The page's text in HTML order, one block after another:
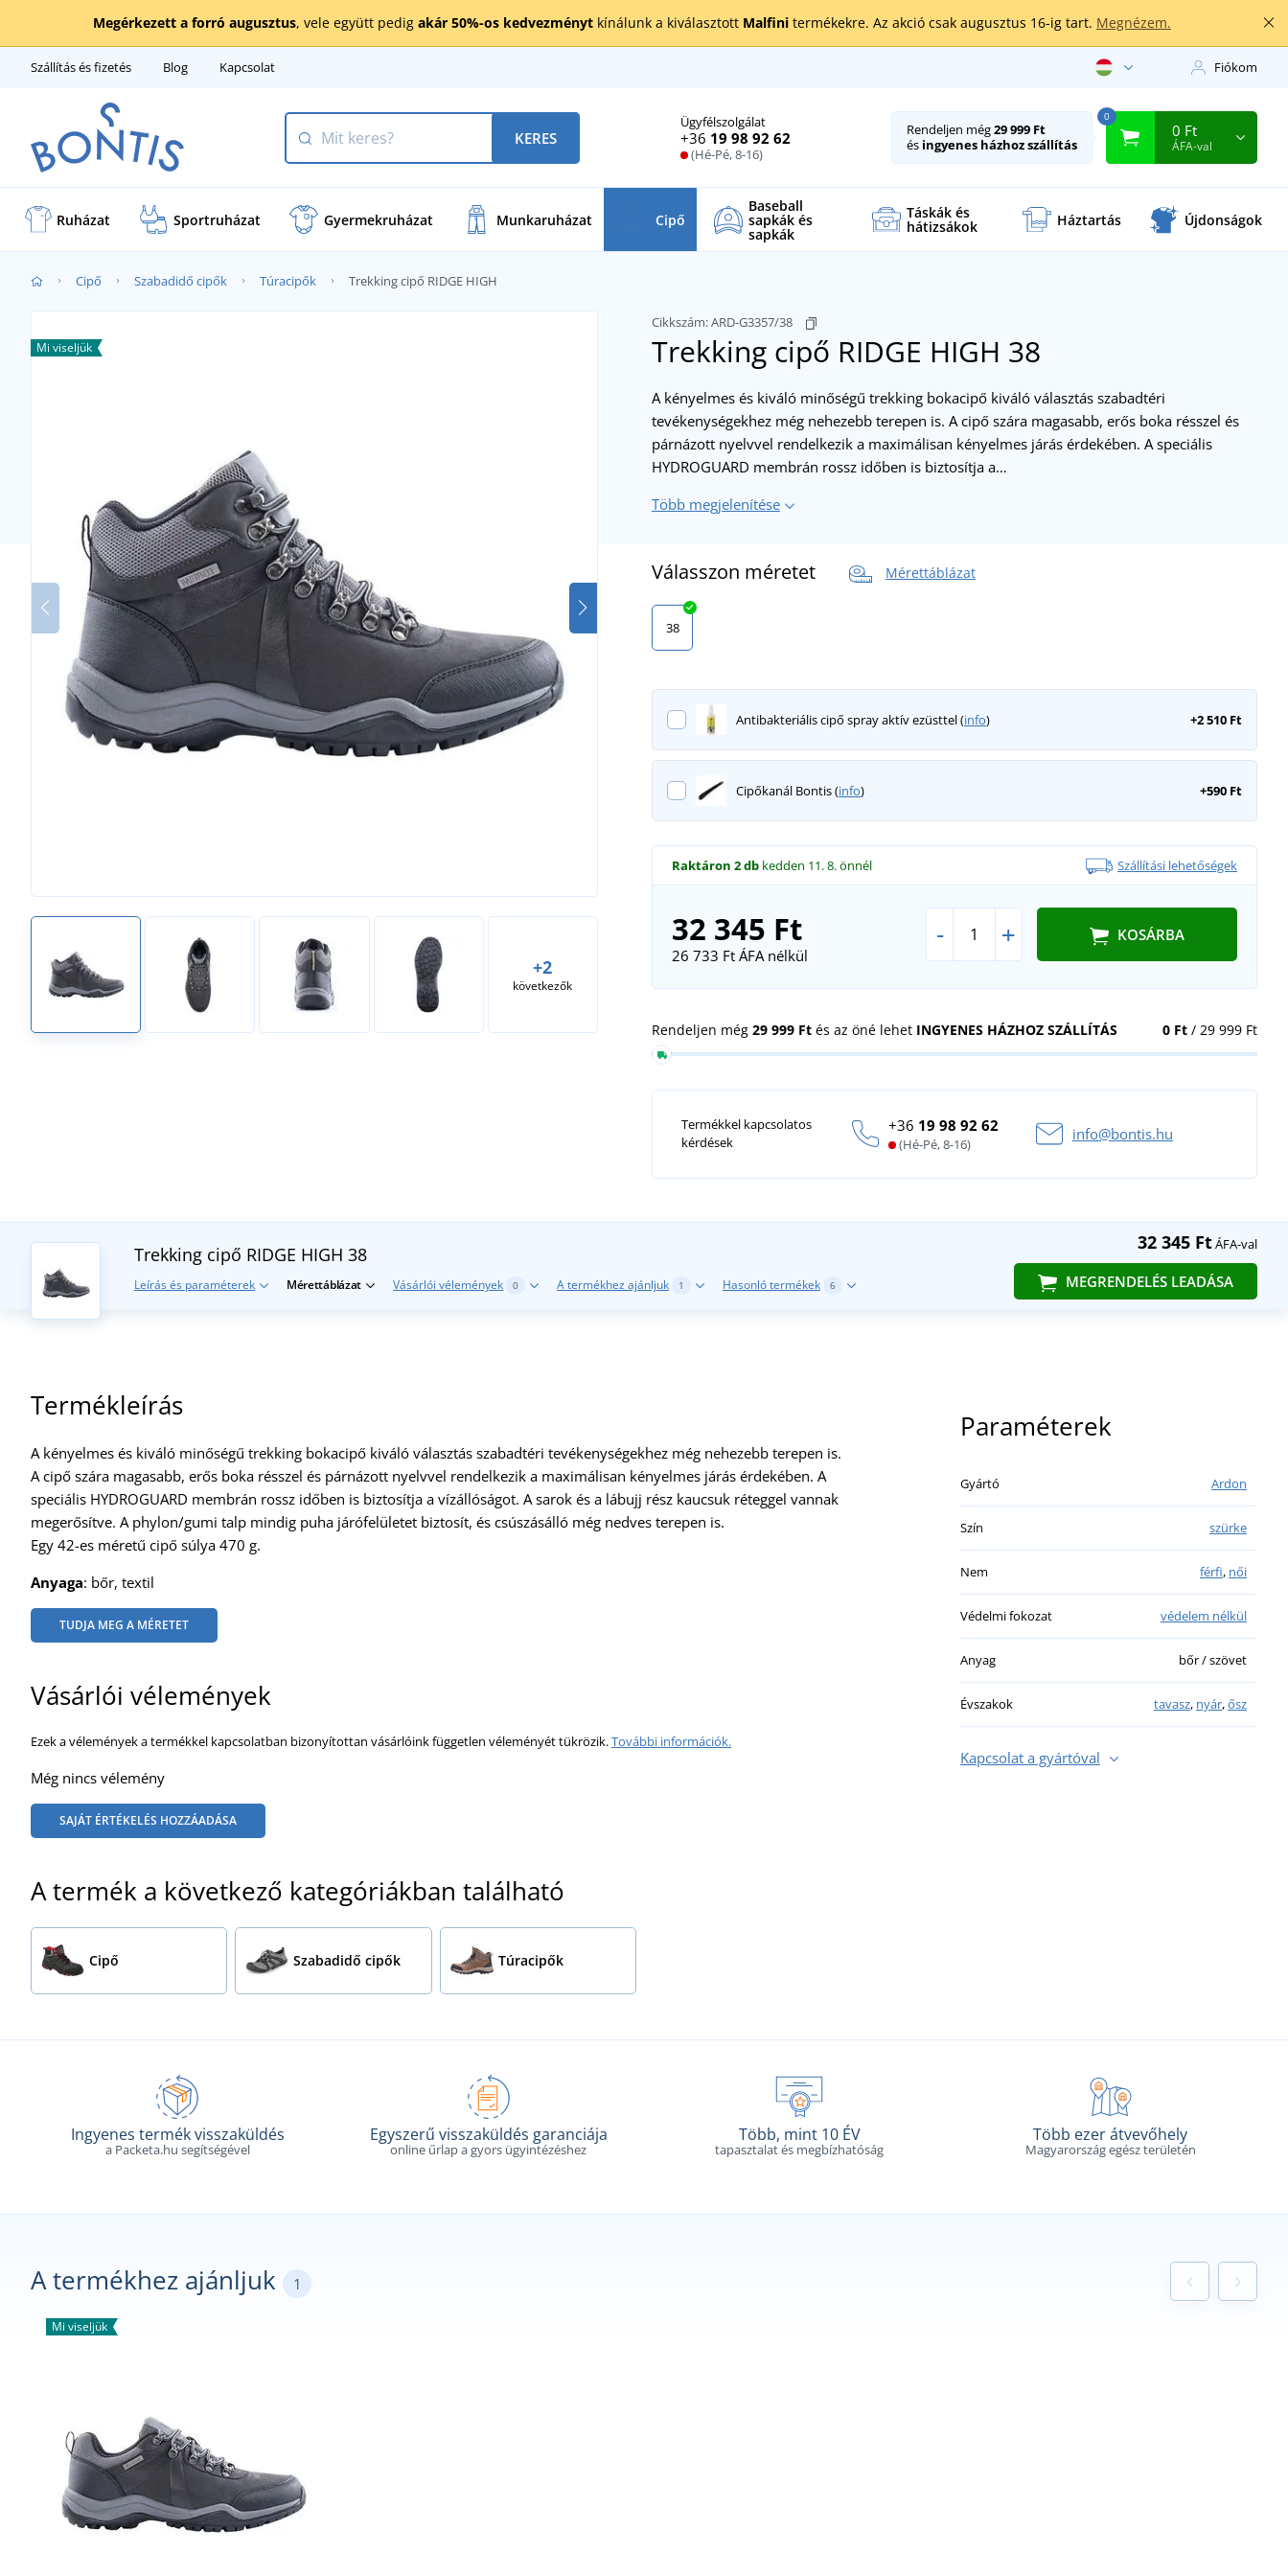
Megérkezett a forró augusztus, vele együtt pedig akár 50%-os kedvezményt kínálunk a kiválasztott Malfini termékekre. Az akció csak augusztus 16-ig tart. Megnézem.
Szállítás és fizetés Blog Kapcsolat Fiókom
Ügyfélszolgálat
+36 19 98 92 62
(Hé-Pé, 8-16)
KERES Rendeljen még29 999 Ft
és ingyenes házhoz szállítás
0
0 Ft
ÁFA-val
Ruházat Sportruházat Gyermekruházat Munkaruházat Cipő
Baseball
sapkák és
sapkák
Táskák és
hátizsákok Háztartás Újdonságok
Cipő Szabadidő cipők Túracipők Trekking cipő RIDGE HIGH
Cikkszám:ARD-G3357/38
Trekking cipő RIDGE HIGH 38
+2
következők
Mi viseljük
A kényelmes és kiváló minőségű trekking bokacipő kiváló választás szabadtéri
tevékenységekhez még nehezebb terepen is. A cipő szára magasabb, erős boka résszel és
párnázott nyelvvel rendelkezik a maximálisan kényelmes járás érdekében. A speciális
HYDROGUARD membrán rossz időben is biztosítja a…
Több megjelenítése
Válasszon méretet Mérettáblázat
38
Antibakteriális cipő spray aktív ezüsttel (info) +2 510 Ft
Cipőkanál Bontis (info) +590 Ft
Raktáron 2 db kedden 11. 8.önnél Szállítási lehetőségek
32 345 Ft
26 733 FtÁFA nélkül
- + KOSÁRBA
0 Ft/ 29 999 Ft
Rendeljen még 29 999 Ft és az öné lehet INGYENES HÁZHOZ SZÁLLÍTÁS
Termékkel kapcsolatos
kérdések
+36 19 98 92 62
(Hé-Pé, 8-16)
info@bontis.hu
32 345 FtÁFA-val
MEGRENDELÉS LEADÁSA
Trekking cipő RIDGE HIGH 38
Leírás és paraméterek Mérettáblázat Vásárlói vélemények 0 A termékhez ajánljuk 1 Hasonló termékek 6
Termékleírás
A kényelmes és kiváló minőségű trekking bokacipő kiváló választás szabadtéri tevékenységekhez még nehezebb terepen is.
A cipő szára magasabb, erős boka résszel és párnázott nyelvvel rendelkezik a maximálisan kényelmes járás érdekében. A
speciális HYDROGUARD membrán rossz időben is biztosítja a vízállóságot. A sarok és a lábujj rész kaucsuk réteggel vannak
megerősítve. A phylon/gumi talp mindig puha járófelületet biztosít, és csúszásálló még nedves terepen is.
Egy 42-es méretű cipő súlya 470 g.
Anyaga: bőr, textil
TUDJA MEG A MÉRETET
Vásárlói vélemények
Ezek a vélemények a termékkel kapcsolatban bizonyítottan vásárlóink független véleményét tükrözik.További információk.
Még nincs vélemény
SAJÁT ÉRTÉKELÉS HOZZÁADÁSA
A termék a következő kategóriákban található
Cipő Szabadidő cipők Túracipők
Paraméterek
Gyártó Ardon
Szín szürke
Nem férfi, női
Védelmi fokozat védelem nélkül
Anyag bőr / szövet
Évszakok tavasz, nyár,ősz
Kapcsolat a gyártóval
Ingyenes termék visszaküldés
a Packeta.hu segítségével
Egyszerű visszaküldés garanciája
online űrlap a gyors ügyintézéshez
Több, mint 10 ÉV
tapasztalat és megbízhatóság
Több ezer átvevőhely
Magyarország egész területén
A termékhez ajánljuk 1
Mi viseljük